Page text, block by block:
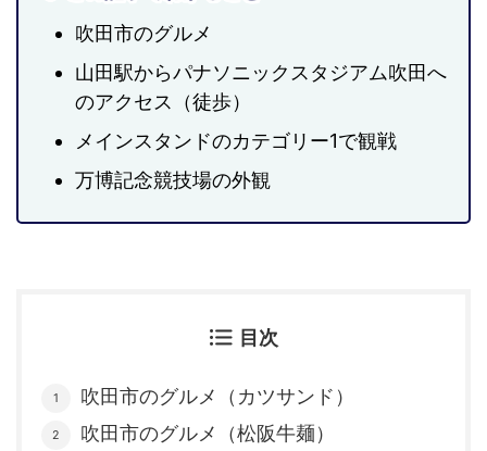
吹田市のグルメ
山田駅からパナソニックスタジアム吹田へ
のアクセス（徒歩）
メインスタンドのカテゴリー1で観戦
万博記念競技場の外観
目次
吹田市のグルメ（カツサンド）
吹田市のグルメ（松阪牛麺）